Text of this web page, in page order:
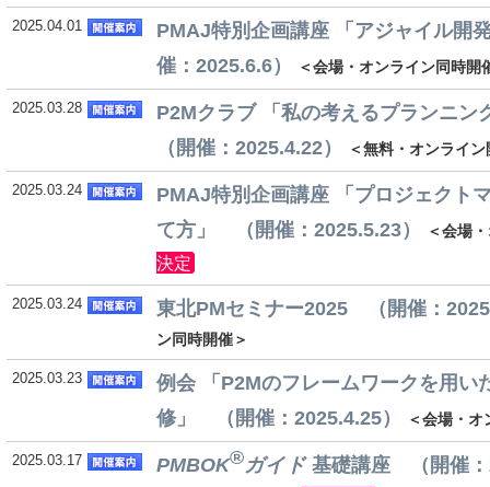
2025.04.01
PMAJ特別企画講座 「アジャイル開
催：2025.6.6）
＜会場・オンライン同時開
2025.03.28
P2Mクラブ 「私の考えるプランニ
（開催：2025.4.22）
＜無料・オンライ
2025.03.24
PMAJ特別企画講座 「プロジェクト
て方」 （開催：2025.5.23）
＜会場
決定
2025.03.24 東北PMセミナー2025 （開催：
ン同時開催＞
2025.03.23
例会 「P2Mのフレームワークを用い
修」 （開催：2025.4.25）
＜会場・オ
2025.03.17 PMBOK®ガイド基礎講座 （開催：